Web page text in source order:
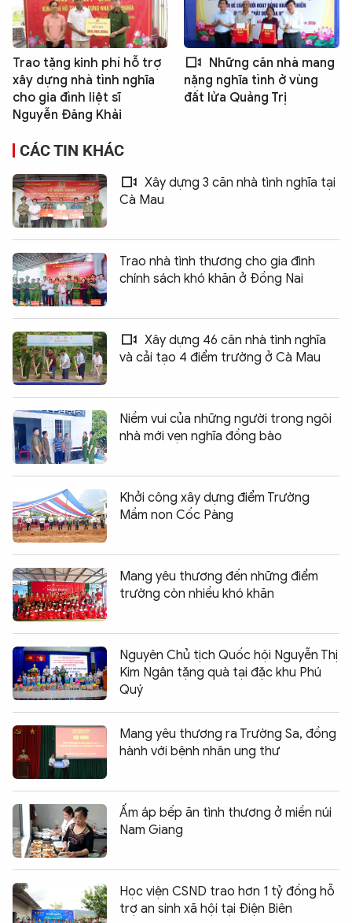
Trao tặng kinh phí hỗ trợ
xây dựng nhà tình nghĩa
cho gia đình liệt sĩ
Nguyễn Đăng Khải
Những căn nhà mang
nặng nghĩa tình ở vùng
đất lửa Quảng Trị
CÁC TIN KHÁC
Xây dựng 3 căn nhà tình nghĩa tại
Cà Mau
Trao nhà tình thương cho gia đình
chính sách khó khăn ở Đồng Nai
Xây dựng 46 căn nhà tình nghĩa
và cải tạo 4 điểm trường ở Cà Mau
Niềm vui của những người trong ngôi
nhà mới vẹn nghĩa đồng bào
Khởi công xây dựng điểm Trường
Mầm non Cốc Pàng
Mang yêu thương đến những điểm
trường còn nhiều khó khăn
Nguyên Chủ tịch Quốc hội Nguyễn Thị
Kim Ngân tặng quà tại đặc khu Phú
Quý
Mang yêu thương ra Trường Sa, đồng
hành với bệnh nhân ung thư
Ấm áp bếp ăn tình thương ở miền núi
Nam Giang
Học viện CSND trao hơn 1 tỷ đồng hỗ
trợ an sinh xã hội tại Điện Biên